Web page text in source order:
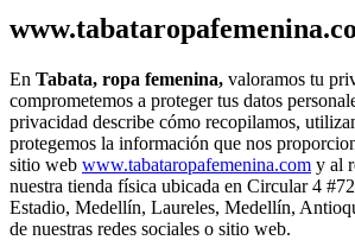
En Tabata, ropa femenina, valoramos tu
comprometemos a proteger tus datos
privacidad describe cómo recopilamos,
protegemos la información que nos
sitio web www.tabataropafemenina.com y al
nuestra tienda física ubicada en Circular 4
Estadio, Medellín, Laureles, Medellín,
de nuestras redes sociales o sitio web.